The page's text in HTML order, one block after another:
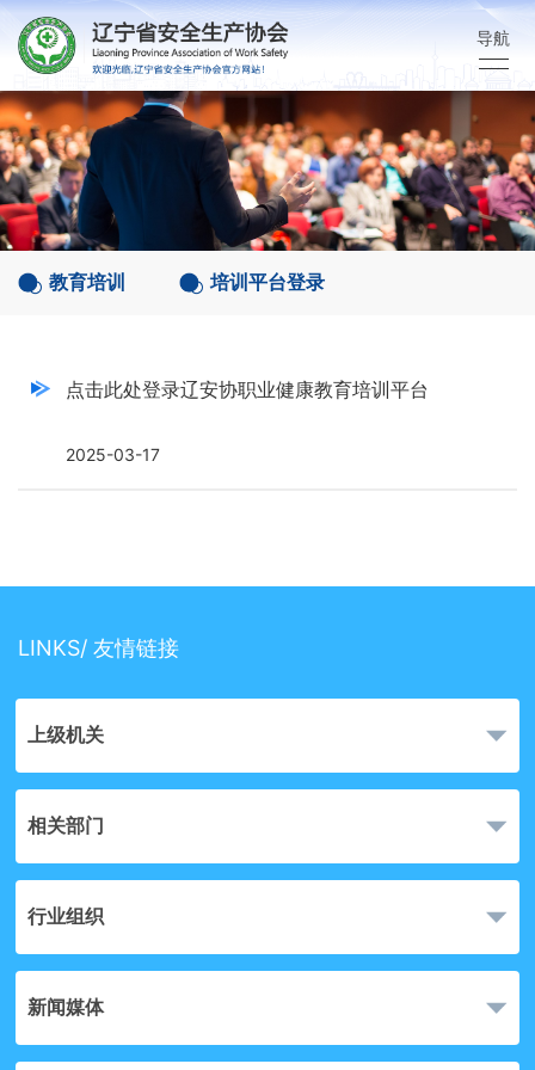
导航
教育培训 培训平台登录
点击此处登录辽安协职业健康教育培训平台
2025-03-17
LINKS/ 友情链接
上级机关
相关部门
行业组织
新闻媒体